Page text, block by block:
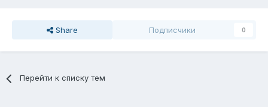
Share Подписчики 0
Перейти к списку тем